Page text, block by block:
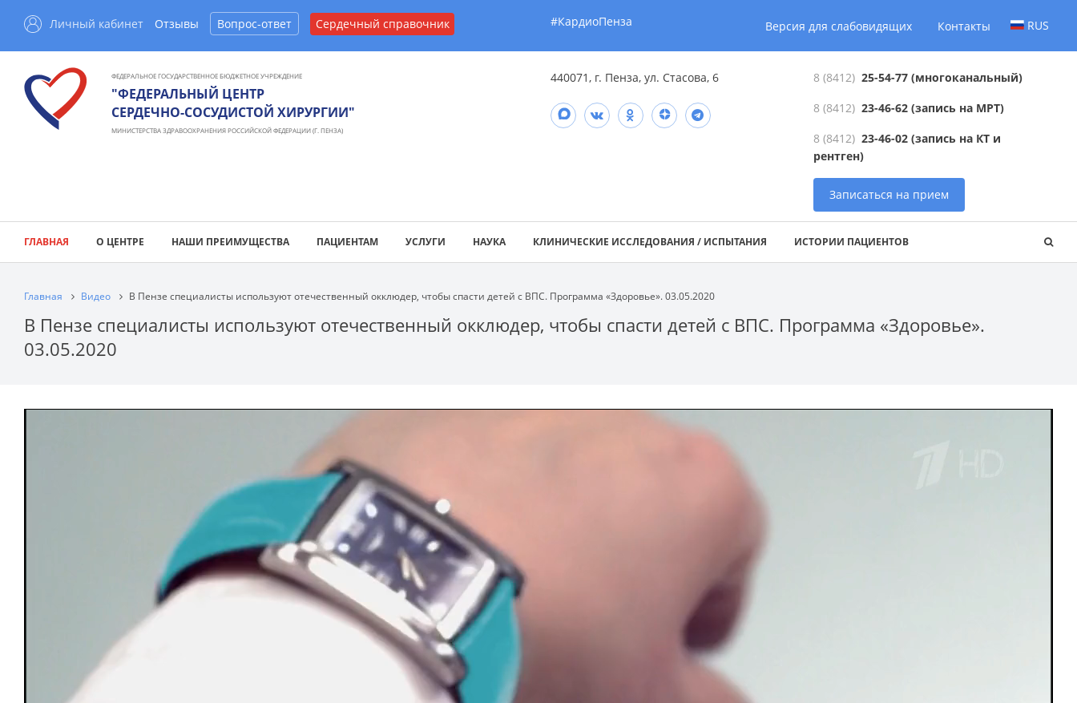
Личный кабинет Отзывы Вопрос-ответ Сердечный справочник #КардиоПенза Версия для слабовидящих Контакты RUS
ФЕДЕРАЛЬНОЕ ГОСУДАРСТВЕННОЕ БЮДЖЕТНОЕ УЧРЕЖДЕНИЕ
"ФЕДЕРАЛЬНЫЙ ЦЕНТР
СЕРДЕЧНО-СОСУДИСТОЙ ХИРУРГИИ"
МИНИСТЕРСТВА ЗДРАВООХРАНЕНИЯ РОССИЙСКОЙ ФЕДЕРАЦИИ (Г. ПЕНЗА)
440071, г. Пенза, ул. Стасова, 6 8 (8412) 25-54-77 (многоканальный)
8 (8412) 23-46-62 (запись на МРТ)
8 (8412) 23-46-02 (запись на КТ и
рентген)
Записаться на прием
ГЛАВНАЯ О ЦЕНТРЕ НАШИ ПРЕИМУЩЕСТВА ПАЦИЕНТАМ УСЛУГИ НАУКА КЛИНИЧЕСКИЕ ИССЛЕДОВАНИЯ / ИСПЫТАНИЯ ИСТОРИИ ПАЦИЕНТОВ
Главная Видео В Пензе специалисты используют отечественный окклюдер, чтобы спасти детей с ВПС. Программа «Здоровье». 03.05.2020
В Пензе специалисты используют отечественный окклюдер, чтобы спасти детей с ВПС. Программа «Здоровье».
03.05.2020